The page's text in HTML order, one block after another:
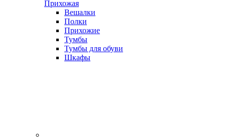
Прихожая
Вешалки
Полки
Прихожие
Тумбы
Тумбы для обуви
Шкафы